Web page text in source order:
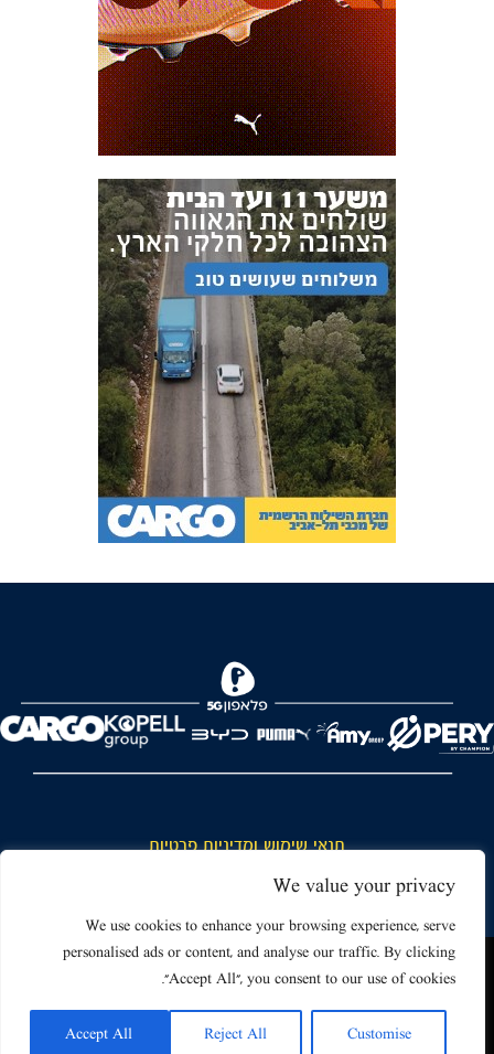
We value your privacy
We use cookies to enhance your browsing experience, serve
personalised ads or content, and analyse our traffic. By clicking
"Accept All", you consent to our use of cookies.
Customise
Reject All
Accept All
תנאי שימוש ומדיניות פרטיות
כללי כניסה והתנהגות באצטדיון ותנאי שימוש בכרטיסים
דרושים
צור קשר
Powered by
האתר שאתה גולש בו עשוי להשתמש בעוגיות (קוקיז) ובטכנולוגיות דומות.
על ידי כניסה לאתר אתה מאשר את תנאי השימוש הכוללים שימוש בעוגיות
(קוקיז).
אישור